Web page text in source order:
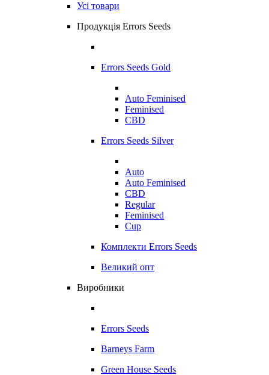
Усі товари
Продукція Errors Seeds
Errors Seeds Gold
Auto Feminised
Feminised
CBD
Errors Seeds Silver
Auto
Auto Feminised
CBD
Regular
Feminised
Cup
Комплекти Errors Seeds
Великий опт
Виробники
Errors Seeds
Barneys Farm
Green House Seeds